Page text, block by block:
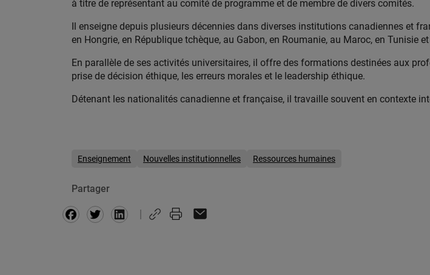
à titre de représentant au comité de programme et de membre de divers comités.
Il enseigne depuis plusieurs décennies dans diverses institutions canadiennes et
en Hongrie, en République tchèque, au Gabon, en Roumanie, au Maroc, en Tunisie
En parallèle de ses activités universitaires, il offre des formations destinées aux
prise de décision éthique, les erreurs morales et le leadership éthique.
Détenant les nationalités canadienne et française, il travaille souvent en contexte
Enseignement Nouvelles institutionnelles Ressources humaines
Partager
Facebook
Twitter